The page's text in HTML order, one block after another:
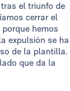
tras el triunfo de
cerrar el
hemos
expulsión se ha
de la plantilla.
que da la